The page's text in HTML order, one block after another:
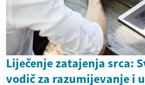
Liječenje zatajenja srca:
vodič za razumijevanje i